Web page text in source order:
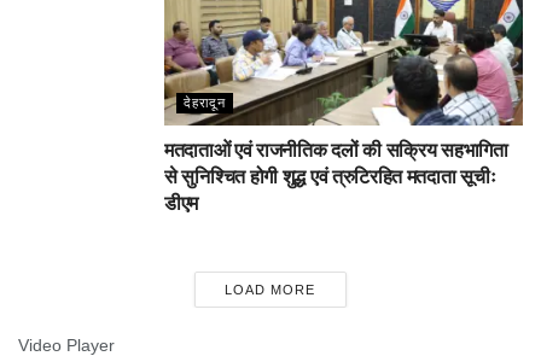
देहरादून
मतदाताओं एवं राजनीतिक दलों की सक्रिय सहभागिता
से सुनिश्चित होगी शुद्ध एवं त्रुटिरहित मतदाता सूचीः
डीएम
LOAD MORE
Video Player